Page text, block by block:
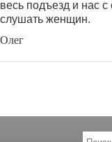
весь подъезд и нас
слушать женщин.
Олег